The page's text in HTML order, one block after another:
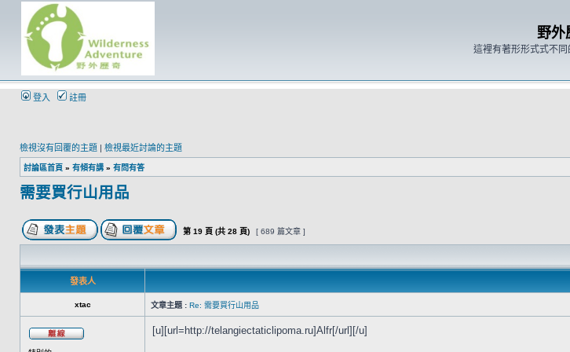
野外
這裡有著形形式式不同
登入 註冊
檢視沒有回覆的主題 | 檢視最近討論的主題
討論區首頁 » 有傾有講 » 有問有答
需要買行山用品
第 19 頁 (共 28 頁) [ 689 篇文章 ]
發表人
xtac 文章主題 : Re: 需要買行山用品
[u][url=http://telangiectaticlipoma.ru]Alfr[/url][/u]